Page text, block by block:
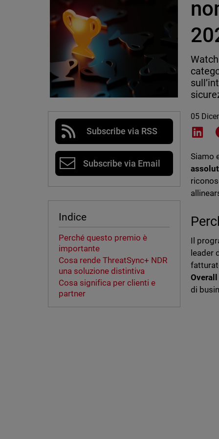
Subscribe via RSS
Subscribe via Email
Indice
Perché questo premio è
importante
Cosa rende ThreatSync+ NDR
una soluzione distintiva
Cosa significa per clienti e
partner
05
Siamo
Il
leader
Overall
di